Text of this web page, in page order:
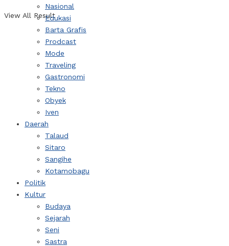
View All Result
Nasional
Edukasi
Barta Grafis
Prodcast
Mode
Traveling
Gastronomi
Tekno
Obyek
Iven
Daerah
Talaud
Sitaro
Sangihe
Kotamobagu
Politik
Kultur
Budaya
Sejarah
Seni
Sastra